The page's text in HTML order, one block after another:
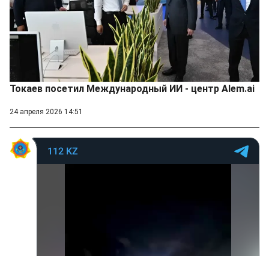
Токаев посетил Международный ИИ - центр Alem.ai
24 апреля 2026 14:51